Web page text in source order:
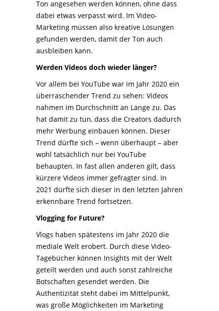
Ton angesehen werden können, ohne dass
dabei etwas verpasst wird. Im Video-
Marketing müssen also kreative Lösungen
gefunden werden, damit der Ton auch
ausbleiben kann.
Werden Videos doch wieder länger?
Vor allem bei YouTube war im Jahr 2020 ein
überraschender Trend zu sehen: Videos
nahmen im Durchschnitt an Länge zu. Das
hat damit zu tun, dass die Creators dadurch
mehr Werbung einbauen können. Dieser
Trend dürfte sich – wenn überhaupt – aber
wohl tatsächlich nur bei YouTube
behaupten. In fast allen anderen gilt, dass
kürzere Videos immer gefragter sind. In
2021 dürfte sich dieser in den letzten Jahren
erkennbare Trend fortsetzen.
Vlogging for Future?
Vlogs haben spätestens im Jahr 2020 die
mediale Welt erobert. Durch diese Video-
Tagebücher können Insights mit der Welt
geteilt werden und auch sonst zahlreiche
Botschaften gesendet werden. Die
Authentizität steht dabei im Mittelpunkt,
was große Möglichkeiten im Marketing